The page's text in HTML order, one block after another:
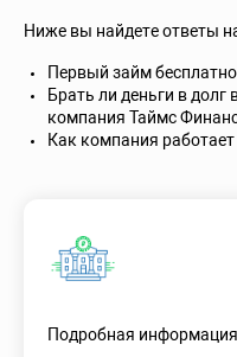
Ниже вы найдете ответы
Первый займ
Брать ли деньги в
компания Таймс
Как компания
Подробная